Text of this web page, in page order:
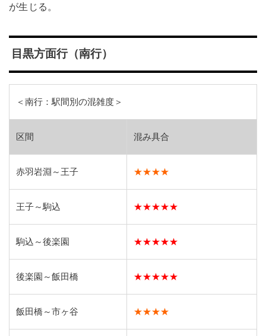
が生じる。
目黒方面行（南行）
＜南行：駅間別の混雑度＞
区間 混み具合
赤羽岩淵～王子 ★★★★
王子～駒込 ★★★★★
駒込～後楽園 ★★★★★
後楽園～飯田橋 ★★★★★
飯田橋～市ヶ谷 ★★★★